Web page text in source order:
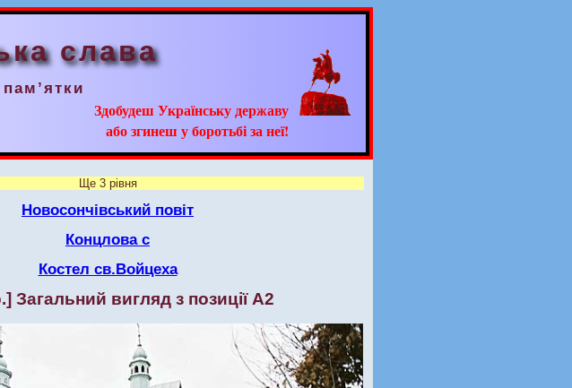
слава
Здобудеш Українську державу
або згинеш у боротьбі за неї!
Ще 3 рівня
Новосончівський повіт
Концлова с
Костел св.Войцеха
Загальний вигляд з позиції А2